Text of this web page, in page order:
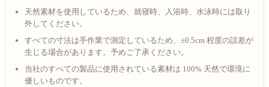
天然素材を使用しているため、就寝時、入浴時、水泳時には取り
外してください。
すべての寸法は手作業で測定しているため、±0.5cm 程度の誤差が
生じる場合があります。予めご了承ください。
当社のすべての製品に使用されている素材は 100% 天然で環境に
優しいものです。